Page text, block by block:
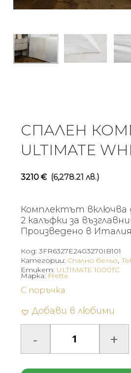
СПАЛЕН
ULTIMATE
3210 € (6,278.21 лв.)
Комплектът включва
2 калъфки за
Произведено в
Код: 3FR6327E2403270IB101
Категории: Спално бельо,
Етикет: ULTIMATE 1000TC
С поръчка
Добави в любими
Марка: Frette